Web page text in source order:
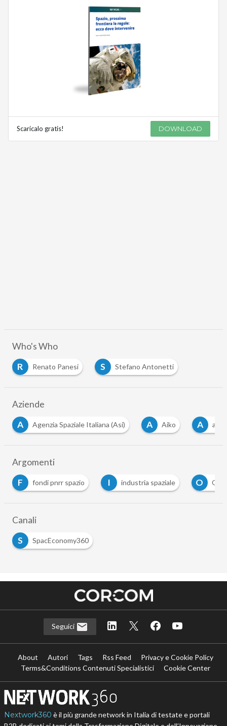
Scaricalo gratis! DOWNLOAD
Who's Who
R
Renato Panesi S Stefano Antonetti
Aziende
Spaziale Italiana (Asi) A A D
Argomenti
fondi pnrr spazio I industria spaziale O
Canali
S
SpacEconomy360
Seguici
About Autori Tags Rss Feed
Privacy e Cookie Policy
Terms&Conditions Contenuti Specialistici
Cookie Center
Nextwork360 è il più grande network in Italia di testate e portali